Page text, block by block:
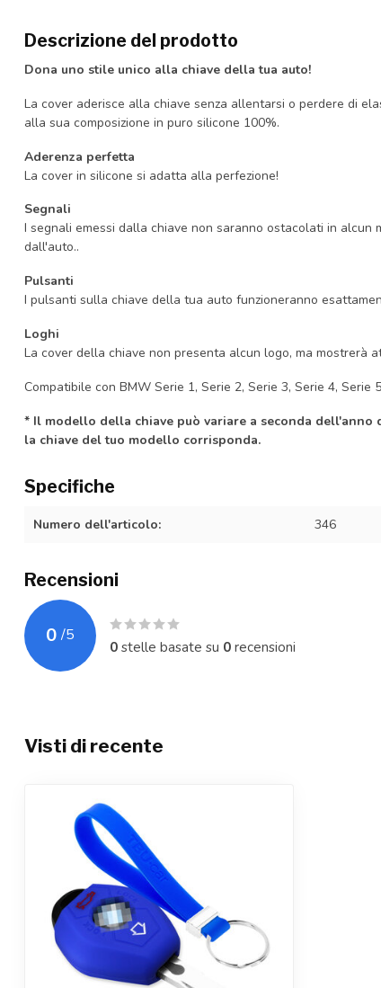
Descrizione del prodotto
Dona uno stile unico alla chiave della tua auto!
La cover aderisce alla chiave senza allentarsi o perdere di
alla sua composizione in puro silicone 100%.
Aderenza perfetta
La cover in silicone si adatta alla perfezione!
Segnali
I segnali emessi dalla chiave non saranno ostacolati in
dall'auto..
Pulsanti
I pulsanti sulla chiave della tua auto funzioneranno
Loghi
La cover della chiave non presenta alcun logo, ma mostrerà
Compatibile con BMW Serie 1, Serie 2, Serie 3, Serie 4, Serie
* Il modello della chiave può variare a seconda
la chiave del tuo modello corrisponda.
Specifiche
Numero dell'articolo: 346
Recensioni
0 /5
0stelle basate su 0recensioni
Visti di recente